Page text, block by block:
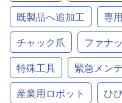
既製品へ追加工
専
チャック爪
ファナ
特殊工具
緊急メン
産業用ロボット
ひ